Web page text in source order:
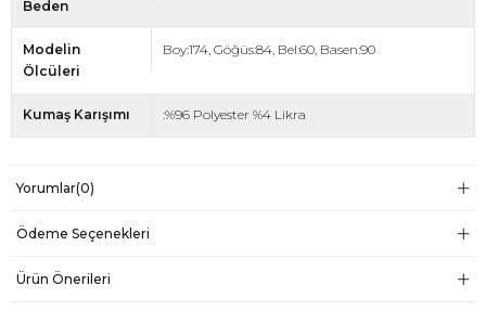
Beden
Modelin
Ölcüleri
Boy:174, Göğüs:84, Bel:60, Basen:90
Kumaş Karışımı :%96 Polyester %4 Likra
Yorumlar(0)
Ödeme Seçenekleri
Ürün Önerileri